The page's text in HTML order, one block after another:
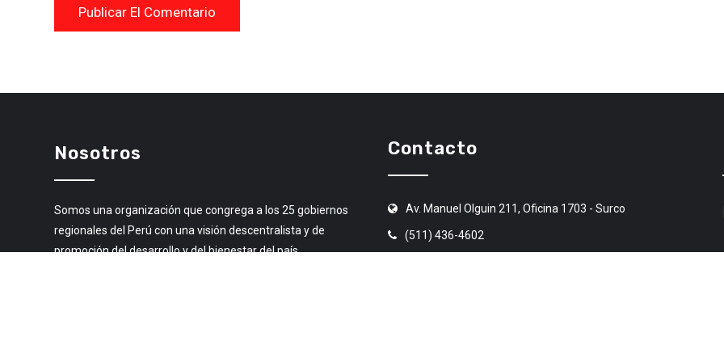
Nosotros
Somos una organización que congrega a los 25 gobiernos
regionales del Perú con una visión descentralista y de
promoción del desarrollo y del bienestar del país.
Contacto
Av. Manuel Olguin 211, Oficina 1703 - Surco
(511) 436-4602